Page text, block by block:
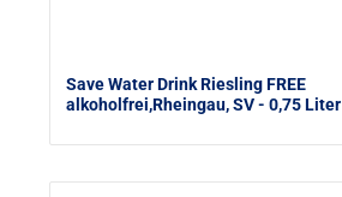
Save Water Drink Riesling FREE
alkoholfrei,Rheingau, SV- 0,75 Liter